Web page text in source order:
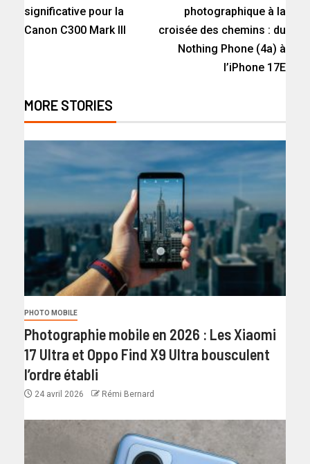
significative pour la
Canon C300 Mark III
photographique à la
croisée des chemins : du
Nothing Phone (4a) à
l’iPhone 17E
MORE STORIES
PHOTO MOBILE
Photographie mobile en 2026 : Les Xiaomi
17 Ultra et Oppo Find X9 Ultra bousculent
l’ordre établi
24 avril 2026 Rémi Bernard